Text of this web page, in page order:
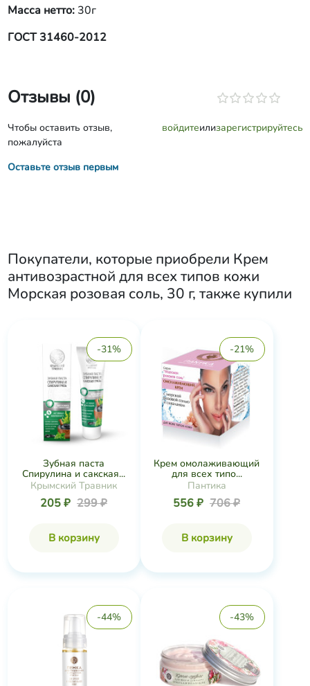
Масса нетто:30г
ГОСТ 31460-2012
Отзывы (0)
Чтобы оставить отзыв,
пожалуйста
войдитеилизарегистрируйтесь
Оставьте отзыв первым
Покупатели, которые приобрели Крем
антивозрастной для всех типов кожи
Морская розовая соль, 30 г, также купили
-31%
Зубная паста
Спирулина и сакская...
Крымский Травник
205 ₽ 299 ₽
В корзину
-21%
Крем омолаживающий
для всех типо...
Пантика
556 ₽ 706 ₽
В корзину
-44% -43%